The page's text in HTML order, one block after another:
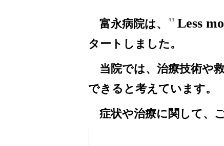
富永病院は、 Less
タートしました。
当院では、治療技術や
できると考えています。
症状や治療に関して、